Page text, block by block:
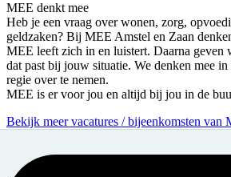
MEE denkt mee
Heb je een vraag over wonen, zorg,
geldzaken? Bij MEE Amstel en Zaan
MEE leeft zich in en luistert. Daarna geven
dat past bij jouw situatie. We denken mee
regie over te nemen.
MEE is er voor jou en altijd bij jou in de
Bekijk meer vacatures / bijeenkomsten van